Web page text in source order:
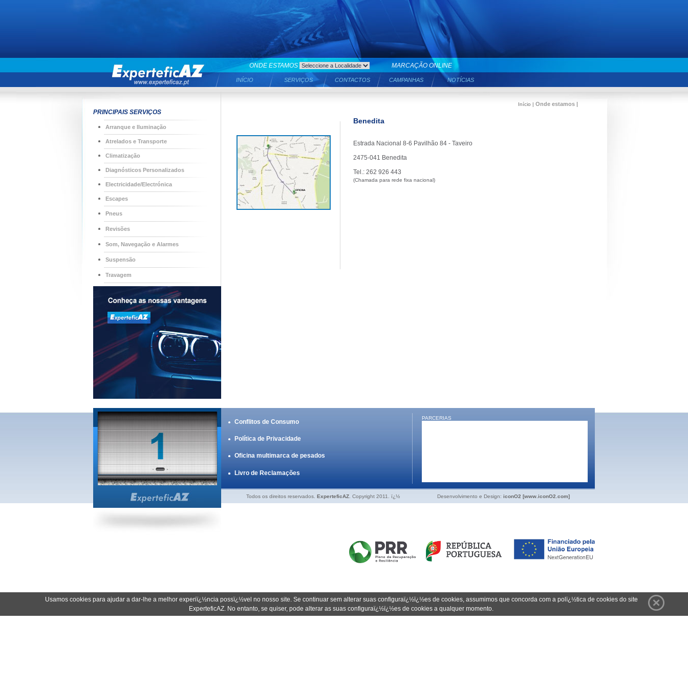
INÍCIO SERVIÇOS CONTACTOS CAMPANHAS NOTÍCIAS
ONDE ESTAMOS MARCAÇÃO ONLINE
PRINCIPAIS SERVIÇOS
Arranque e Iluminação
Atrelados e Transporte
Climatização
Diagnósticos Personalizados
Electricidade/Electrónica
Escapes
Pneus
Revisões
Som, Navegação e Alarmes
Suspensão
Travagem
Início | Onde estamos |
Benedita
Estrada Nacional 8-6 Pavilhão 84 - Taveiro
2475-041 Benedita
Tel.: 262 926 443
(Chamada para rede fixa nacional)
Conflitos de Consumo
Política de Privacidade
Oficina multimarca de pesados
Livro de Reclamações
PARCERIAS
Todos os direitos reservados. ExperteficAZ . Copyright 2011. ï¿½ Desenvolvimento e Design: iconO2 [www.iconO2.com]
Usamos cookies para ajudar a dar-lhe a melhor experiï¿½ncia possï¿½vel no nosso site. Se continuar sem alterar suas configuraï¿½ï¿½es de cookies, assumimos que concorda com a polï¿½tica de cookies do site
ExperteficAZ. No entanto, se quiser, pode alterar as suas configuraï¿½ï¿½es de cookies a qualquer momento.